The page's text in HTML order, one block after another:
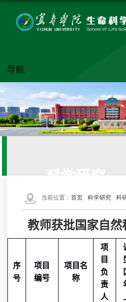
导航
当前位置：首页 科学研究 科
教师获批国家自
序
号
项目
编号
项目名
称
项
目
负
责
人